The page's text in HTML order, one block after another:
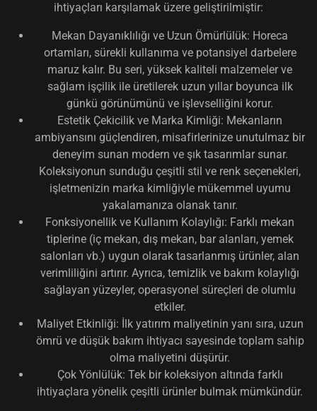
ihtiyaçları karşılamak üzere geliştirilmiştir:
Mekan Dayanıklılığı ve Uzun Ömürlülük: Horeca
ortamları, sürekli kullanıma ve potansiyel darbelere
maruz kalır. Bu seri, yüksek kaliteli malzemeler ve
sağlam işçilik ile üretilerek uzun yıllar boyunca ilk
günkü görünümünü ve işlevselliğini korur.
Estetik Çekicilik ve Marka Kimliği: Mekanların
ambiyansını güçlendiren, misafirlerinize unutulmaz bir
deneyim sunan modern ve şık tasarımlar sunar.
Koleksiyonun sunduğu çeşitli stil ve renk seçenekleri,
işletmenizin marka kimliğiyle mükemmel uyumu
yakalamanıza olanak tanır.
Fonksiyonellik ve Kullanım Kolaylığı: Farklı mekan
tiplerine (iç mekan, dış mekan, bar alanları, yemek
salonları vb.) uygun olarak tasarlanmış ürünler, alan
verimliliğini artırır. Ayrıca, temizlik ve bakım kolaylığı
sağlayan yüzeyler, operasyonel süreçleri de olumlu
etkiler.
Maliyet Etkinliği: İlk yatırım maliyetinin yanı sıra, uzun
ömrü ve düşük bakım ihtiyacı sayesinde toplam sahip
olma maliyetini düşürür.
Çok Yönlülük: Tek bir koleksiyon altında farklı
ihtiyaçlara yönelik çeşitli ürünler bulmak mümkündür.